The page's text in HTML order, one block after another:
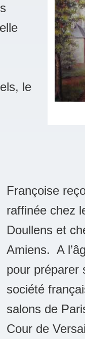
le
Françoise
raffinée chez
Doullens et
Amiens. A
pour préparer
société
salons de
Cour de